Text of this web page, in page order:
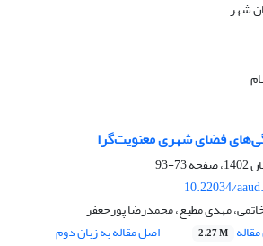
فضای شهری معنویت‌گرا
73-93
10.22034/
مهدی مطیع، محمدرضا پورجعفر
2.27 M اصل مقاله به زبان دوم